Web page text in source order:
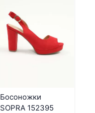
Босоножки
SOPRA 152395